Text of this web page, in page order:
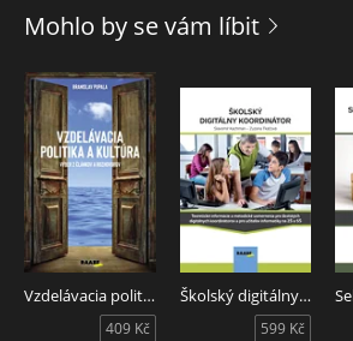
psychologickém románu? Jak
výukové lekce včetně autentických
Mohlo by se vám líbit
Vzdelávacia politika a kultúra
409 Kč
Školský digitálny koordinátor
599 Kč